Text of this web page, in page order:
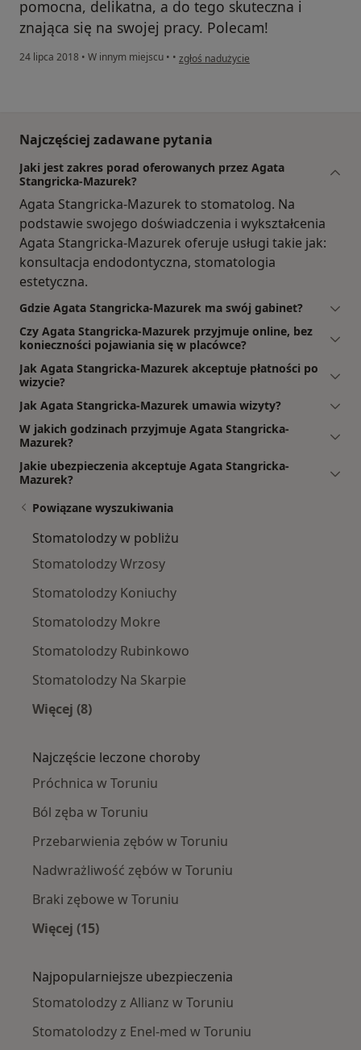
pomocna, delikatna, a do tego skuteczna i
znająca się na swojej pracy. Polecam!
24 lipca 2018 • W innym miejscu • • w opinii użytkownika Alicja C.
zgłoś nadużycie
Najczęściej zadawane pytania
Jaki jest zakres porad oferowanych przez Agata
Stangricka-Mazurek?
Agata Stangricka-Mazurek to stomatolog. Na
podstawie swojego doświadczenia i wykształcenia
Agata Stangricka-Mazurek oferuje usługi takie jak:
konsultacja endodontyczna, stomatologia
estetyczna.
Gdzie Agata Stangricka-Mazurek ma swój gabinet?
Czy Agata Stangricka-Mazurek przyjmuje online, bez
konieczności pojawiania się w placówce?
Jak Agata Stangricka-Mazurek akceptuje płatności po
wizycie?
Jak Agata Stangricka-Mazurek umawia wizyty?
W jakich godzinach przyjmuje Agata Stangricka-
Mazurek?
Jakie ubezpieczenia akceptuje Agata Stangricka-
Mazurek?
Powiązane wyszukiwania
Stomatolodzy w pobliżu
Stomatolodzy Wrzosy
Stomatolodzy Koniuchy
Stomatolodzy Mokre
Stomatolodzy Rubinkowo
Stomatolodzy Na Skarpie
Więcej (8)
Najczęście leczone choroby
Próchnica w Toruniu
Ból zęba w Toruniu
Przebarwienia zębów w Toruniu
Nadwrażliwość zębów w Toruniu
Braki zębowe w Toruniu
Więcej (15)
Najpopularniejsze ubezpieczenia
Stomatolodzy z Allianz w Toruniu
Stomatolodzy z Enel-med w Toruniu